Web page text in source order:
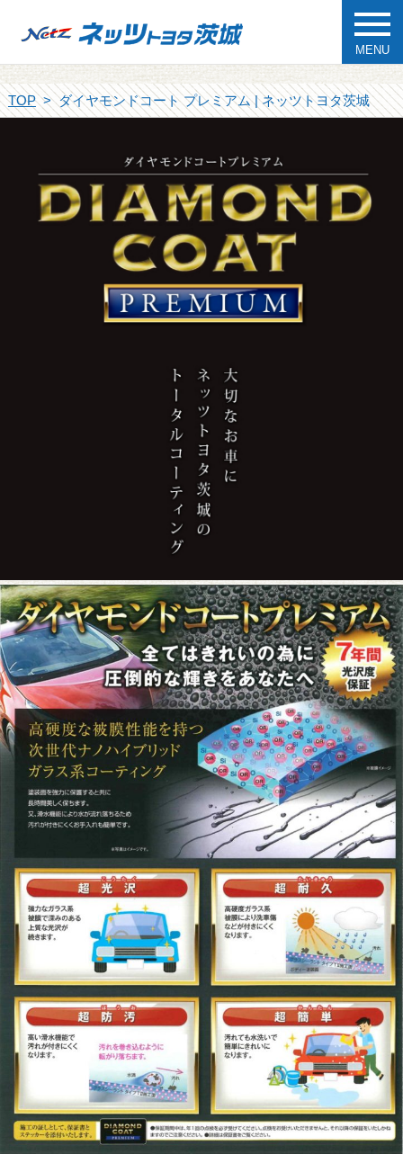
MENU
TOP ダイヤモンドコート プレミアム | ネッツトヨタ茨城